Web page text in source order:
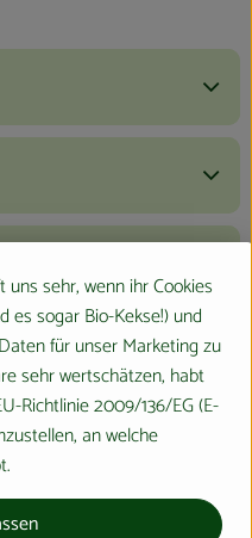
sehr, wenn ihr Cookies
es sogar Bio-Kekse!) und
für unser Marketing zu
sehr wertschätzen, habt
Richtlinie 2009/136/EG (E-
an welche